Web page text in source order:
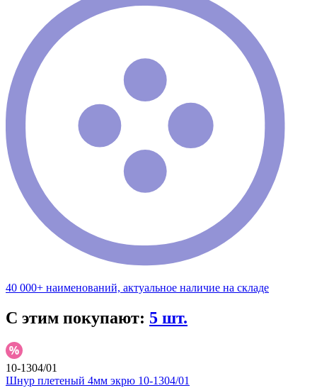
40 000+ наименований, актуальное наличие на складе
С этим покупают: 5 шт.
10-1304/01
Шнур плетеный 4мм экрю 10-1304/01